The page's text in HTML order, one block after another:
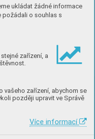
ukládat žádné informace
požádali o souhlas s
zařízení, a
vašeho zařízení, abychom se
později upravit ve Správě
Více informací